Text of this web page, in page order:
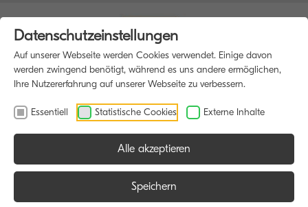
Datenschutzeinstellungen
Auf unserer Webseite werden Cookies verwendet. Einige davon
werden zwingend benötigt, während es uns andere ermöglichen,
Ihre Nutzererfahrung auf unserer Webseite zu verbessern.
Essentiell Statistische Cookies Externe Inhalte
Alle akzeptieren
Speichern